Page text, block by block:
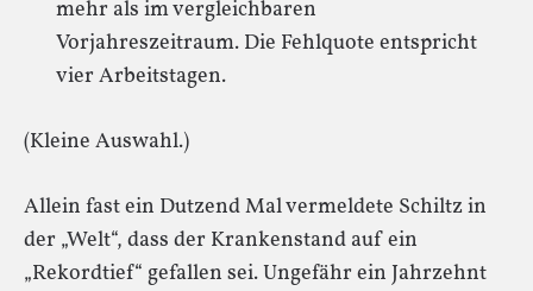
mehr als im vergleichbaren
Vorjahreszeitraum. Die Fehlquote entspricht
vier Arbeitstagen.
(Kleine Auswahl.)
Allein fast ein Dutzend Mal vermeldete Schiltz in
der „Welt“, dass der Krankenstand auf ein
„Rekordtief“ gefallen sei. Ungefähr ein Jahrzehnt